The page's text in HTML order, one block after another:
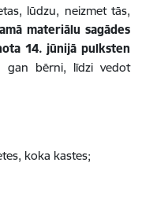
lūdzu, neizmet tās,
materiālu sagādes
14. jūnijā pulksten
gan bērni, līdzi vedot
koka kastes;